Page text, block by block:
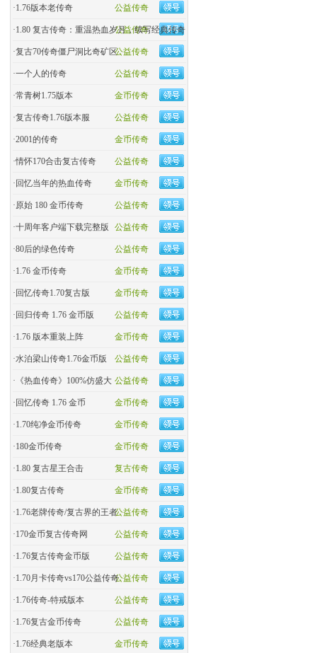
公益传奇
·1.76版本老传奇
公益传奇
·1.80 复古传奇：重温热血岁月，续写经典传奇
公益传奇
·复古70传奇僵尸洞比奇矿区
公益传奇
·一个人的传奇
金币传奇
·常青树1.75版本
公益传奇
·复古传奇1.76版本服
金币传奇
·2001的传奇
公益传奇
·情怀170合击复古传奇
金币传奇
· 回忆当年的热血传奇
公益传奇
·原始 180 金币传奇
公益传奇
·十周年客户端下载完整版
公益传奇
·80后的绿色传奇
金币传奇
·1.76 金币传奇
金币传奇
· 回忆传奇1.70复古版
公益传奇
· 回归传奇 1.76 金币版
金币传奇
·1.76 版本重装上阵
公益传奇
·水泊梁山传奇1.76金币版
公益传奇
· 《热血传奇》100%仿盛大
金币传奇
· 回忆传奇 1.76 金币
金币传奇
·1.70纯净金币传奇
金币传奇
·180金币传奇
复古传奇
·1.80 复古星王合击
金币传奇
·1.80复古传奇
公益传奇
·1.76老牌传奇/复古界的王者
公益传奇
·170金币复古传奇网
公益传奇
·1.76复古传奇金币版
公益传奇
·1.70月卡传奇vs170公益传奇
公益传奇
·1.76传奇-特戒版本
公益传奇
·1.76复古金币传奇
金币传奇
·1.76经典老版本